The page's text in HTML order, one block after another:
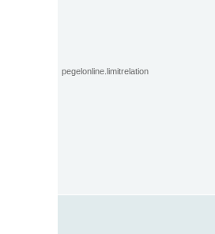
pegelonline.limitrelation